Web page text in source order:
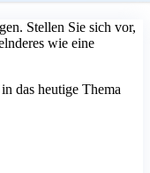
Stellen Sie sich vor,
wie eine
das heutige Thema